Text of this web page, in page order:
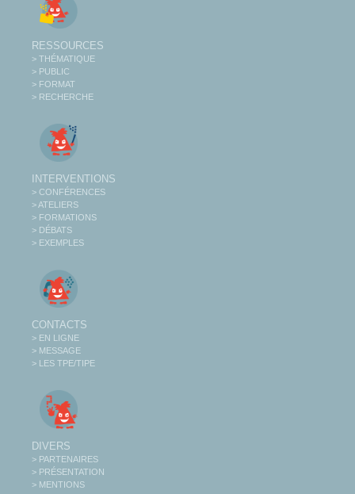
RESSOURCES
> THÉMATIQUE
> PUBLIC
> FORMAT
> RECHERCHE
INTERVENTIONS
> CONFÉRENCES
> ATELIERS
> FORMATIONS
> DÉBATS
> EXEMPLES
CONTACTS
> EN LIGNE
> MESSAGE
> LES TPE/TIPE
DIVERS
> PARTENAIRES
> PRÉSENTATION
> MENTIONS